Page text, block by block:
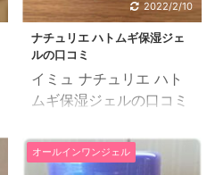
2022/2/10
ナチュリエ ハトムギ保湿ジェ
ルの口コミ
イミュ ナチュリエ ハト
ムギ保湿ジェルの口コミ
をご紹介したいと思いま
す。 25歳、専業主婦、
オールインワンジェル